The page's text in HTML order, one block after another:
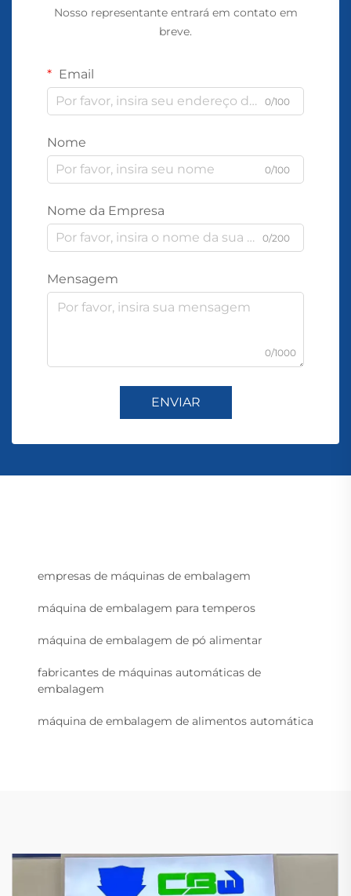
Nosso representante entrará em contato em
breve.
Email
0/100
Nome
0/100
Nome da Empresa
0/200
Mensagem
0/1000
ENVIAR
empresas de máquinas de embalagem
máquina de embalagem para temperos
máquina de embalagem de pó alimentar
fabricantes de máquinas automáticas de
embalagem
máquina de embalagem de alimentos automática